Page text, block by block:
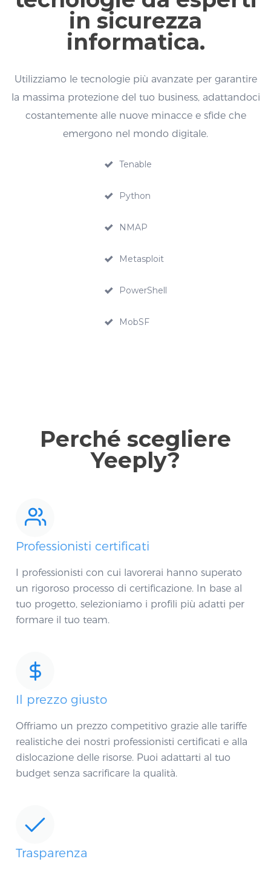
in sicurezza
informatica.
Utilizziamo le tecnologie più avanzate per garantire
la massima protezione del tuo business, adattandoci
costantemente alle nuove minacce e sfide che
emergono nel mondo digitale.
Tenable
Python
NMAP
Metasploit
PowerShell
MobSF
Perché scegliere
Yeeply?
Professionisti certificati
I professionisti con cui lavorerai hanno superato
un rigoroso processo di certificazione. In base al
tuo progetto, selezioniamo i profili più adatti per
formare il tuo team.
Il prezzo giusto
Offriamo un prezzo competitivo grazie alle tariffe
realistiche dei nostri professionisti certificati e alla
dislocazione delle risorse. Puoi adattarti al tuo
budget senza sacrificare la qualità.
Trasparenza